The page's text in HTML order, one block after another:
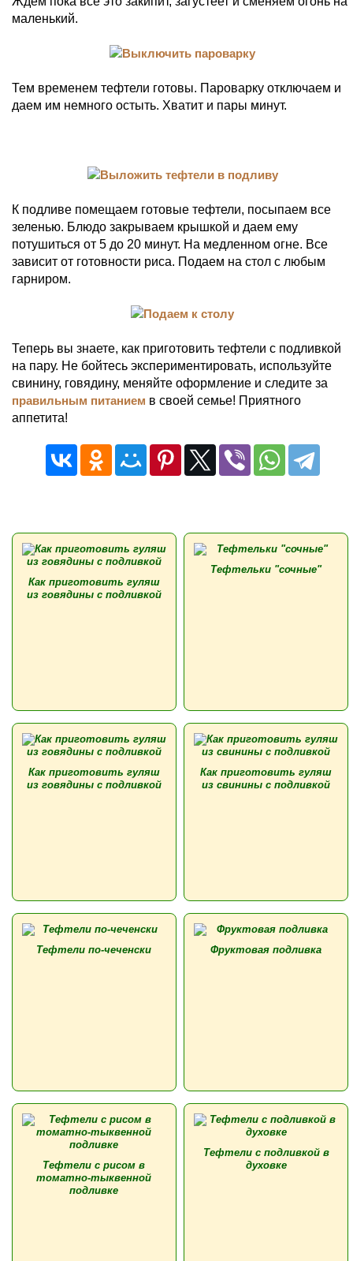
маленький.
Тем временем тефтели готовы. Пароварку отключаем и
даем им немного остыть. Хватит и пары минут.
К подливе помещаем готовые тефтели, посыпаем все
зеленью. Блюдо закрываем крышкой и даем ему
потушиться от 5 до 20 минут. На медленном огне. Все
зависит от готовности риса. Подаем на стол с любым
гарниром.
Теперь вы знаете, как приготовить тефтели с подливкой
на пару. Не бойтесь экспериментировать, используйте
свинину, говядину, меняйте оформление и следите за
правильным питанием в своей семье! Приятного
аппетита!
Как приготовить гуляш
из говядины с подливкой
Тефтельки "сочные"
Как приготовить гуляш
из говядины с подливкой
Как приготовить гуляш
из свинины с подливкой
Тефтели по-чеченски Фруктовая подливка
Тефтели с рисом в
томатно-тыквенной
подливке
Тефтели с подливкой в
духовке